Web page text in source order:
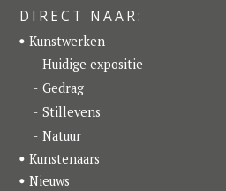
e
b
o
o
k
t
a
g
r
a
m
k
e
d
I
n
DIRECT NAAR:
Kunstwerken
Huidige expositie
Gedrag
Stillevens
Natuur
Kunstenaars
Nieuws